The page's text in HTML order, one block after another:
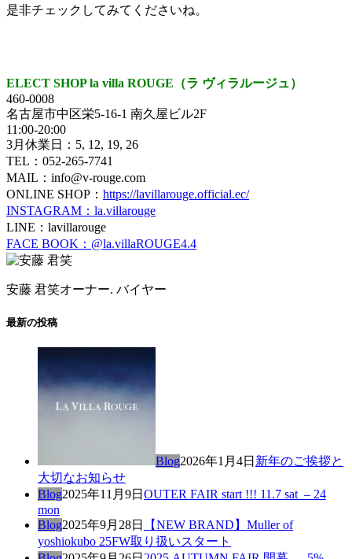
是非チェックしてみてくださいね。
ELECT SHOP la villa ROUGE（ラ ヴィラルージュ）
460-0008
名古屋市中区栄5-16-1 南久屋ビル2F
11:00-20:00
3月休業日：5, 12, 19, 26
TEL：052-265-7741
MAIL：info@v-rouge.com
ONLINE SHOP： https://lavillarouge.official.ec/
INSTAGRAM：la.villarouge
LINE：lavillarouge
FACE BOOK：@la.villaROUGE4.4
安藤 君笑オーナー. バイヤー
最新の投稿
Blog2026年1月4日 新年のご挨拶と
大切なお知らせ
Blog2025年11月9日 OUTER FAIR start !!! 11.7 sat – 24
mon
Blog2025年9月28日
【NEW BRAND】Muller of
yoshiokubo 25FW取り扱いスタート